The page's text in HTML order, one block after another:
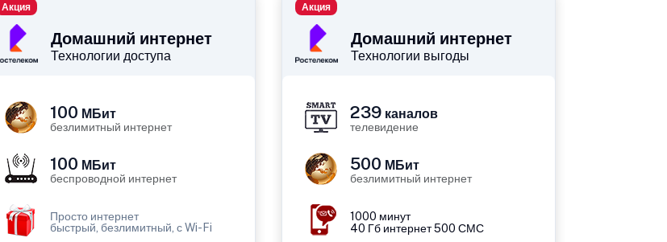
Домашний интернет
Технологии доступа
Акция
100 МБит
безлимитный интернет
100 МБит
беспроводной интернет
Просто интернет
быстрый, безлимитный, с Wi-Fi
Домашний интернет
Технологии выгоды
Акция
239 каналов
телевидение
500 МБит
безлимитный интернет
1000 минут
40 Гб интернет 500 СМС